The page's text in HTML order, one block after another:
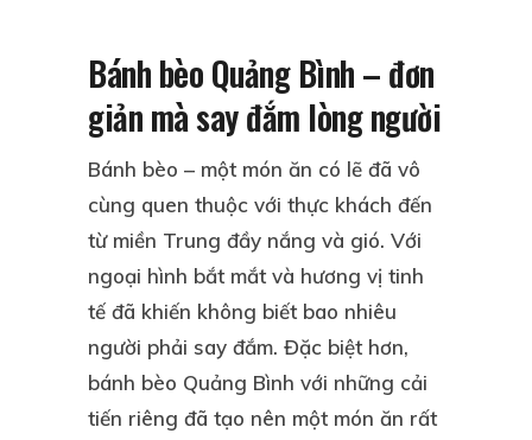
Bánh bèo Quảng Bình – đơn
giản mà say đắm lòng người
Bánh bèo – một món ăn có lẽ đã vô
cùng quen thuộc với thực khách đến
từ miền Trung đầy nắng và gió. Với
ngoại hình bắt mắt và hương vị tinh
tế đã khiến không biết bao nhiêu
người phải say đắm. Đặc biệt hơn,
bánh bèo Quảng Bình với những cải
tiến riêng đã tạo nên một món ăn rất